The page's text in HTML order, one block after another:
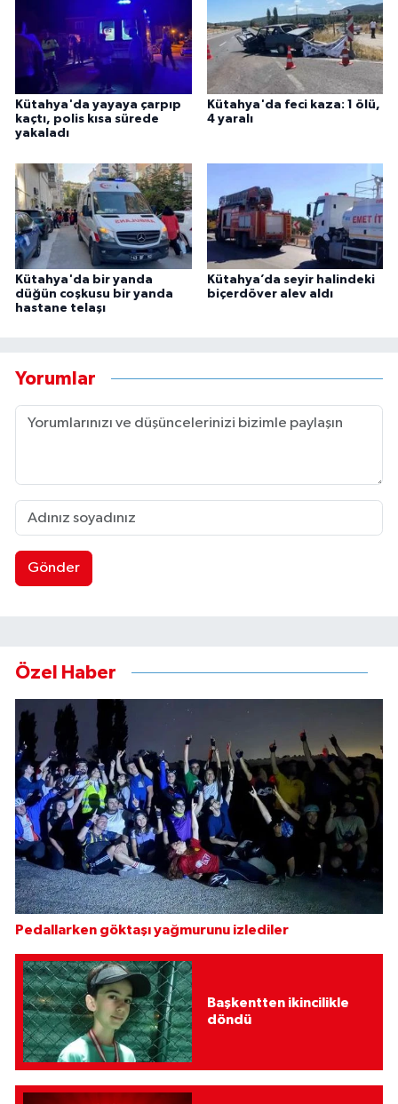
Kütahya'da yayaya çarpıp
kaçtı, polis kısa sürede
yakaladı
Kütahya'da feci kaza: 1 ölü,
4 yaralı
Kütahya'da bir yanda
düğün coşkusu bir yanda
hastane telaşı
Kütahya’da seyir halindeki
biçerdöver alev aldı
Yorumlar
Gönder
Özel Haber
Pedallarken göktaşı yağmurunu izlediler
Başkentten ikincilikle
döndü